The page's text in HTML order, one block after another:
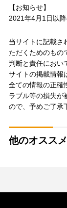
【お知らせ】
2021年4月1日以
当サイトに記載さ
ただくためのもの
判断と責任におい
サイトの掲載情報
全ての情報の正確
ラブル等の損失が
ので、予めご了承
他のオスス